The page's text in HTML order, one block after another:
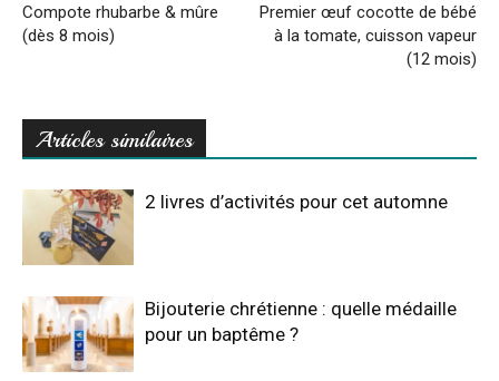
Compote rhubarbe & mûre
(dès 8 mois)
Premier œuf cocotte de bébé
à la tomate, cuisson vapeur
(12 mois)
Articles similaires
2 livres d’activités pour cet automne
Bijouterie chrétienne : quelle médaille
pour un baptême ?